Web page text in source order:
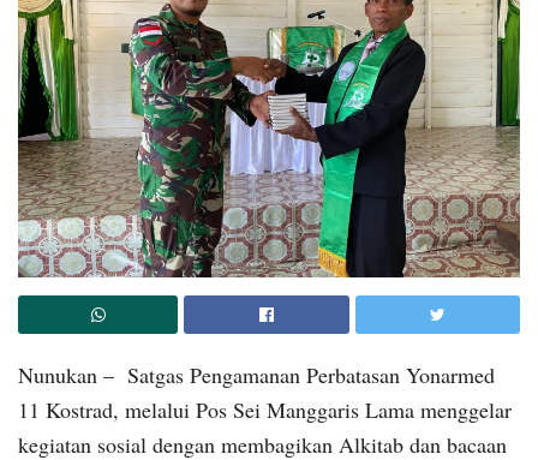
Nunukan – Satgas Pengamanan Perbatasan Yonarmed
11 Kostrad, melalui Pos Sei Manggaris Lama menggelar
kegiatan sosial dengan membagikan Alkitab dan bacaan